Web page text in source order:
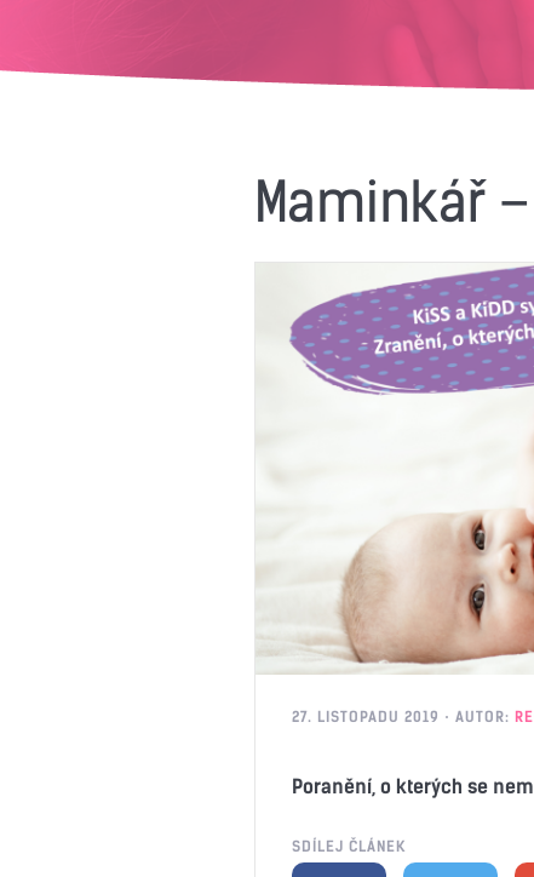
Maminkář
27. LISTOPADU 2019 AUTOR:
Poranění, o kterých se
SDÍLEJ ČLÁNEK